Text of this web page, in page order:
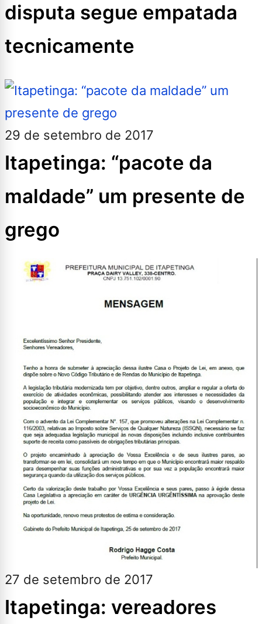
disputa segue empatada
tecnicamente
29 de setembro de 2017
Itapetinga: “pacote da
maldade” um presente de
grego
27 de setembro de 2017
Itapetinga: vereadores